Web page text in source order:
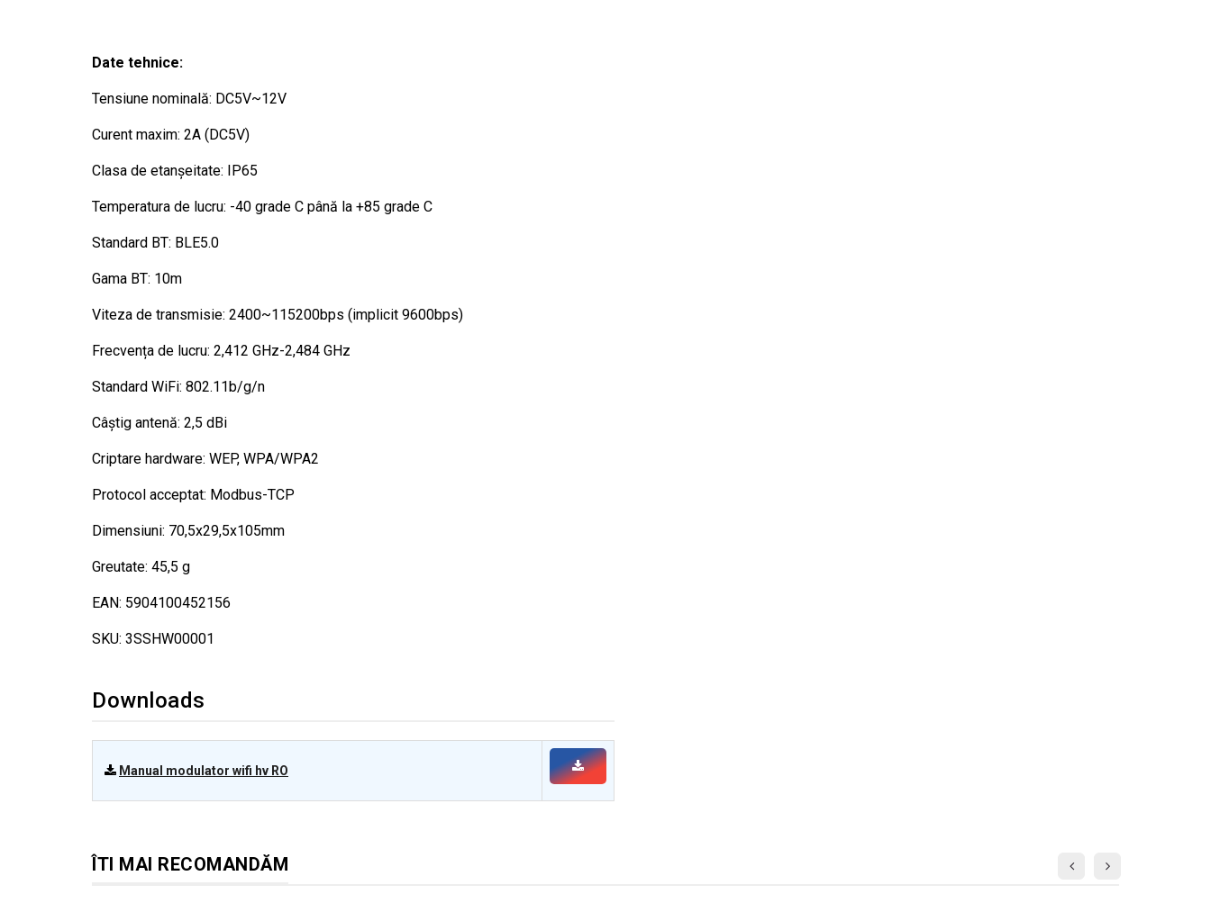
Date tehnice:
Tensiune nominală: DC5V~12V
Curent maxim: 2A (DC5V)
Clasa de etanșeitate: IP65
Temperatura de lucru: -40 grade C până la +85 grade C
Standard BT: BLE5.0
Gama BT: 10m
Viteza de transmisie: 2400~115200bps (implicit 9600bps)
Frecvența de lucru: 2,412 GHz-2,484 GHz
Standard WiFi: 802.11b/g/n
Câștig antenă: 2,5 dBi
Criptare hardware: WEP, WPA/WPA2
Protocol acceptat: Modbus-TCP
Dimensiuni: 70,5x29,5x105mm
Greutate: 45,5 g
EAN: 5904100452156
SKU: 3SSHW00001
Downloads
Manual modulator wifi hv RO
ÎTI MAI RECOMANDĂM